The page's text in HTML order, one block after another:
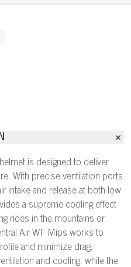
is designed to deliver
With precise ventilation ports
intake and release at both low
a supreme cooling effect
rides in the mountains or
Air WF Mips works to
and minimize drag.
and cooling, while the